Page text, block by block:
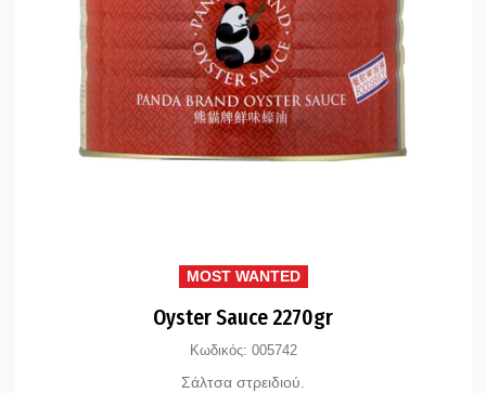
MOST WANTED
Oyster Sauce 2270gr
Κωδικός: 005742
Σάλτσα στρειδιού.